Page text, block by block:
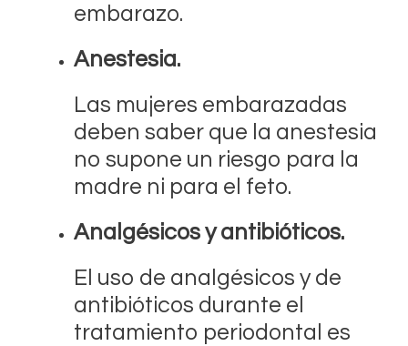
embarazo.
Anestesia.
Las mujeres embarazadas
deben saber que la anestesia
no supone un riesgo para la
madre ni para el feto.
Analgésicos y antibióticos.
El uso de analgésicos y de
antibióticos durante el
tratamiento periodontal es